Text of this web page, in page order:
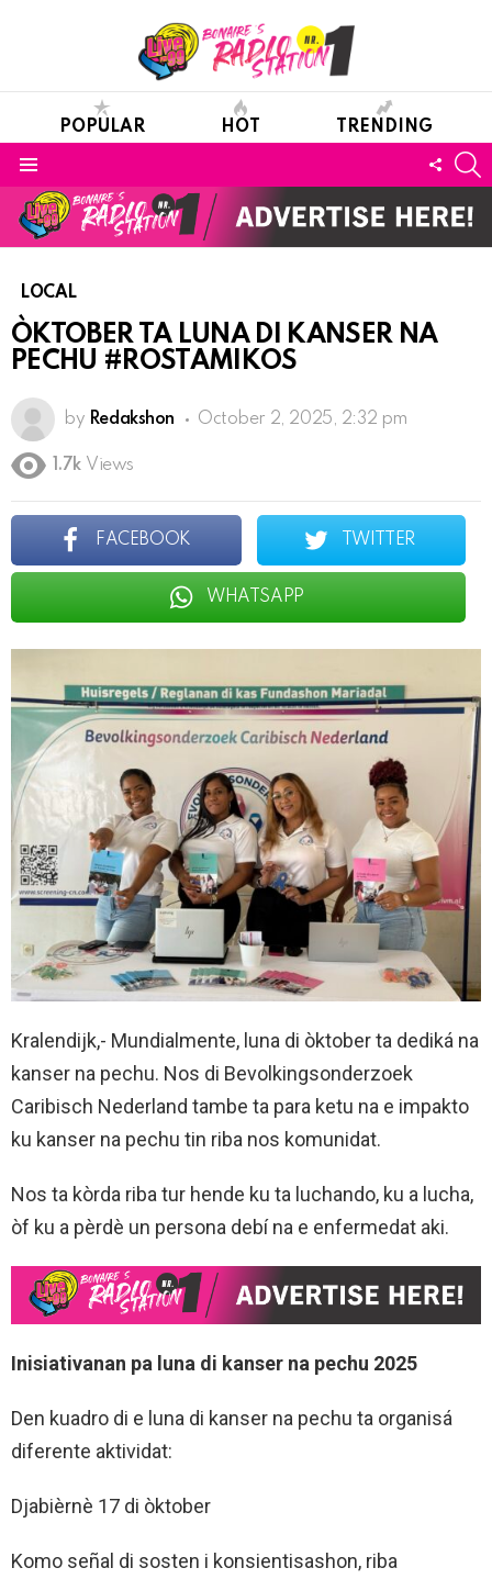
POPULAR HOT TRENDING
LOCAL
ÒKTOBER TA LUNA DI KANSER NA
PECHU #ROSTAMIKOS
by Redakshon October 2, 2025, 2:32 pm
1.7k Views
FACEBOOK TWITTER
WHATSAPP
Kralendijk,- Mundialmente, luna di òktober ta dediká na
kanser na pechu. Nos di Bevolkingsonderzoek
Caribisch Nederland tambe ta para ketu na e impakto
ku kanser na pechu tin riba nos komunidat.
Nos ta kòrda riba tur hende ku ta luchando, ku a lucha,
òf ku a pèrdè un persona debí na e enfermedat aki.
Inisiativanan pa luna di kanser na pechu 2025
Den kuadro di e luna di kanser na pechu ta organisá
diferente aktividat:
Djabièrnè 17 di òktober
Komo señal di sosten i konsientisashon, riba